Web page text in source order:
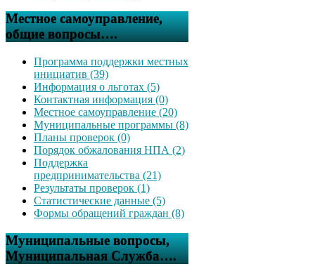
Местное самоуправление,
общие вопросы….
Программа поддержки местных
инициатив (39)
Информация о льготах (5)
Контактная информация (0)
Местное самоуправление (20)
Муниципальные программы (8)
Планы проверок (0)
Порядок обжалования НПА (2)
Поддержка
предпринимательства (21)
Результаты проверок (1)
Статистические данные (5)
Формы обращений граждан (8)
Муниципальные вопросы,
Муниципальная Служба….